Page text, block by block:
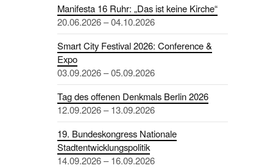
Manifesta 16 Ruhr: „Das ist keine Kirche“
20.06.2026 – 04.10.2026
Smart City Festival 2026: Conference &
Expo
03.09.2026 – 05.09.2026
Tag des offenen Denkmals Berlin 2026
12.09.2026 – 13.09.2026
19. Bundeskongress Nationale
Stadtentwicklungspolitik
14.09.2026 – 16.09.2026